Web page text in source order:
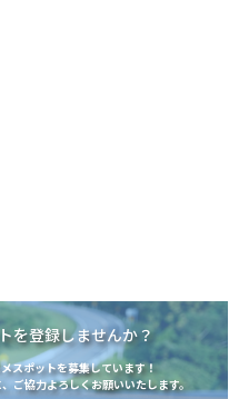
を登録しませんか？
スポットを募集しています！
ご協力よろしくお願いいたします。